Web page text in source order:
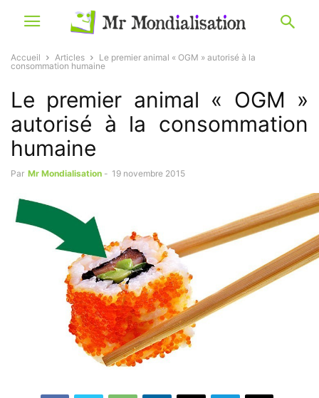
Accueil Articles
Le premier animal « OGM » autorisé à la
consommation humaine
Le premier animal « OGM »
autorisé à la consommation
humaine
Par Mr Mondialisation - 19 novembre 2015